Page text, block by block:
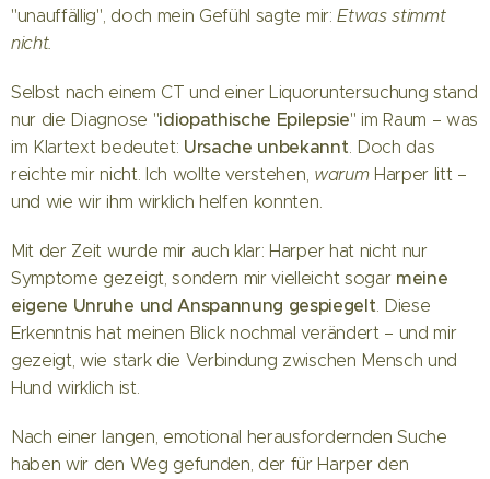
"unauffällig", doch mein Gefühl sagte mir:Etwas stimmt
nicht.
Selbst nach einem CT und einer Liquoruntersuchung stand
nur die Diagnose "idiopathische Epilepsie" im Raum – was
im Klartext bedeutet: Ursache unbekannt. Doch das
reichte mir nicht. Ich wollte verstehen, warumHarper litt –
und wie wir ihm wirklich helfen konnten.
Mit der Zeit wurde mir auch klar: Harper hat nicht nur
Symptome gezeigt, sondern mir vielleicht sogar meine
eigene Unruhe und Anspannung gespiegelt. Diese
Erkenntnis hat meinen Blick nochmal verändert – und mir
gezeigt, wie stark die Verbindung zwischen Mensch und
Hund wirklich ist.
Nach einer langen, emotional herausfordernden Suche
haben wir den Weg gefunden, der für Harper den